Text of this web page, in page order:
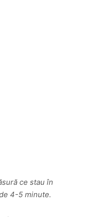
ce stau în
4-5 minute.